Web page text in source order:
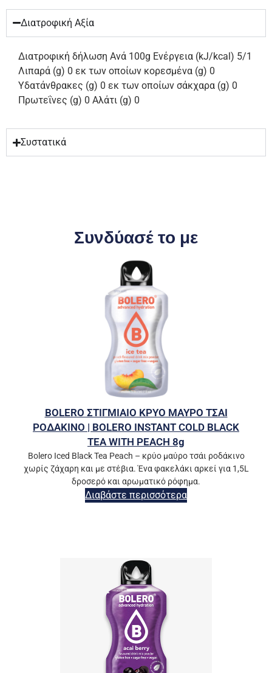
Διατροφική Αξία
Διατροφική δήλωση Ανά 100g Ενέργεια (kJ/kcal) 5/1
Λιπαρά (g) 0 εκ των οποίων κορεσμένα (g) 0
Υδατάνθρακες (g) 0 εκ των οποίων σάκχαρα (g) 0
Πρωτεΐνες (g) 0 Αλάτι (g) 0
Συστατικά
Συνδύασέ το με
BOLERO ΣΤΙΓΜΙΑΙΟ ΚΡΥΟ ΜΑΥΡΟ ΤΣΑΙ
ΡΟΔΑΚΙΝΟ | BOLERO INSTANT COLD BLACK
TEA WITH PEACH 8g
Bolero Iced Black Tea Peach – κρύο μαύρο τσάι ροδάκινο
χωρίς ζάχαρη και με στέβια. Ένα φακελάκι αρκεί για 1,5L
δροσερό και αρωματικό ρόφημα.
Διαβάστε περισσότερα